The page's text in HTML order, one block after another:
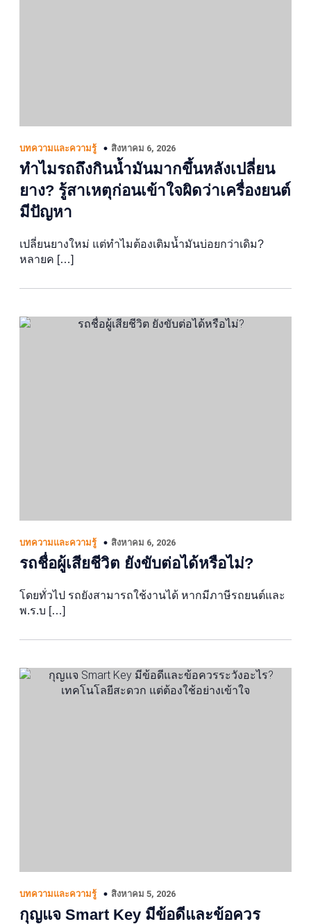
บทความและความรู้ สิงหาคม 6, 2026
ทำไมรถถึงกินน้ำมันมากขึ้นหลังเปลี่ยน
ยาง? รู้สาเหตุก่อนเข้าใจผิดว่าเครื่องยนต์
มีปัญหา
เปลี่ยนยางใหม่ แต่ทำไมต้องเติมน้ำมันบ่อยกว่าเดิม?
หลายค […]
บทความและความรู้ สิงหาคม 6, 2026
รถชื่อผู้เสียชีวิต ยังขับต่อได้หรือไม่?
โดยทั่วไป รถยังสามารถใช้งานได้ หากมีภาษีรถยนต์และ
พ.ร.บ […]
บทความและความรู้ สิงหาคม 5, 2026
กุญแจ Smart Key มีข้อดีและข้อควร